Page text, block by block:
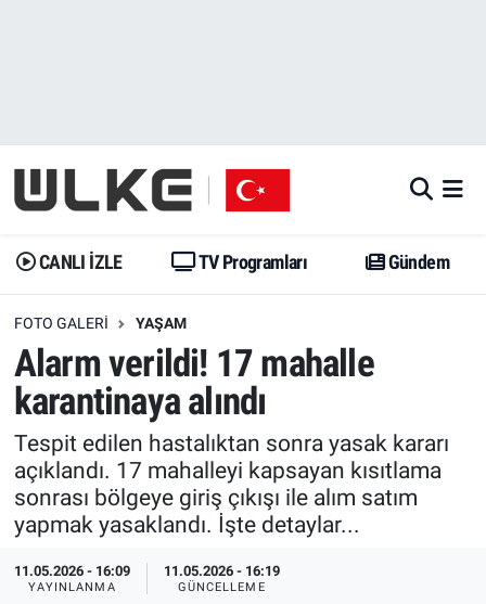
CANLI İZLE TV Programları Gündem
FOTO GALERI YAŞAM
Alarm verildi! 17 mahalle
karantinaya alındı
Tespit edilen hastalıktan sonra yasak kararı
açıklandı. 17 mahalleyi kapsayan kısıtlama
sonrası bölgeye giriş çıkışı ile alım satım
yapmak yasaklandı. İşte detaylar...
11.05.2026 - 16:09
YAYINLANMA
11.05.2026 - 16:19
GÜNCELLEME
Gündem
Dünya
Erişim Bilgileri
Ekonomi
Trend
Özel Haberler
Yazarlar
Gündem
Trend
Erişim Bilgileri
Spor
Ekonomi
Dünya
Medya
İstanbul Namaz Vakitleri
Trafik Durumu
Erişim Bilgileri
Tüm Manşetler
Son Dakika Haberleri
Haber Arşivi